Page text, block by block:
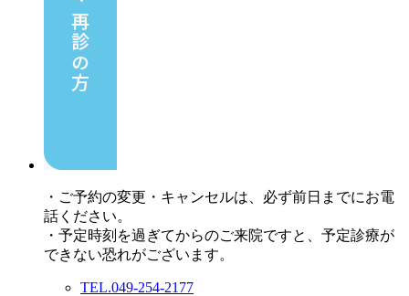
・ご予約の変更・キャンセルは、必ず前日までにお電
話ください。
・予定時刻を過ぎてからのご来院ですと、予定診療が
できない恐れがございます。
TEL.049-254-2177